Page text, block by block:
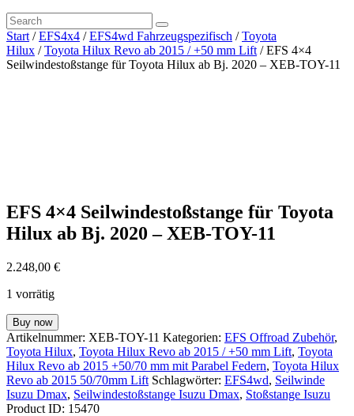
Start /EFS4x4 /EFS4wd Fahrzeugspezifisch /Toyota
Hilux /Toyota Hilux Revo ab 2015 / +50 mm Lift / EFS 4×4
Seilwindestoßstange für Toyota Hilux ab Bj. 2020 – XEB-TOY-11
EFS 4×4 Seilwindestoßstange für Toyota
Hilux ab Bj. 2020 – XEB-TOY-11
2.248,00 €
1 vorrätig
EFS
4x4
Seilwindestoßstange
für
Toyota
Hilux
ab
Buy now
Artikelnummer: XEB-TOY-11 Kategorien: EFS Offroad Zubehör,
Toyota Hilux, Toyota Hilux Revo ab 2015 / +50 mm Lift, Toyota
Hilux Revo ab 2015 +50/70 mm mit Parabel Federn, Toyota Hilux
Revo ab 2015 50/70mm Lift Schlagwörter: EFS4wd, Seilwinde
Isuzu Dmax, Seilwindestoßstange Isuzu Dmax, Stoßstange Isuzu
Product ID: 15470